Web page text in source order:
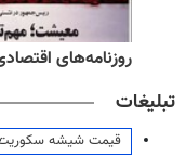
روزنامه‌های اقتصادی یکشنبه
تبلیغات
قیمت شیشه